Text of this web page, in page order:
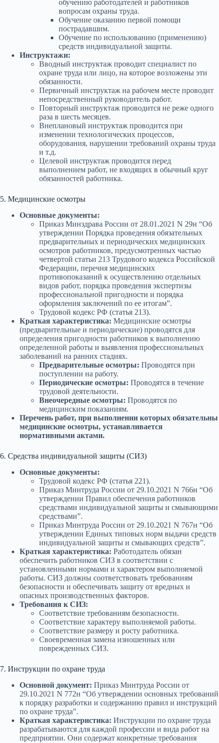
обучению работодателей и работников
вопросам охраны труда.
Обучение оказанию первой помощи
пострадавшим.
Обучение по использованию (применению)
средств индивидуальной защиты.
Инструктажи:
Вводный инструктаж проводит специалист по
охране труда или лицо, на которое возложены эти
обязанности.
Первичный инструктаж на рабочем месте проводит
непосредственный руководитель работ.
Повторный инструктаж проводится не реже одного
раза в шесть месяцев.
Внеплановый инструктаж проводится при
изменении технологических процессов,
оборудования, нарушении требований охраны труда
и т.д.
Целевой инструктаж проводится перед
выполнением работ, не входящих в обычный круг
обязанностей работника.
5. Медицинские осмотры
Основные документы:
Приказ Минздрава России от 28.01.2021 N 29н “Об
утверждении Порядка проведения обязательных
предварительных и периодических медицинских
осмотров работников, предусмотренных частью
четвертой статьи 213 Трудового кодекса Российской
Федерации, перечня медицинских
противопоказаний к осуществлению отдельных
видов работ, порядка проведения экспертизы
профессиональной пригодности и порядка
оформления заключений по ее итогам”.
Трудовой кодекс РФ (статья 213).
Краткая характеристика: Медицинские осмотры
(предварительные и периодические) проводятся для
определения пригодности работников к выполнению
определенной работы и выявления профессиональных
заболеваний на ранних стадиях.
Предварительные осмотры: Проводятся при
поступлении на работу.
Периодические осмотры: Проводятся в течение
трудовой деятельности.
Внеочередные осмотры: Проводятся по
медицинским показаниям.
Перечень работ, при выполнении которых обязательны
медицинские осмотры, устанавливается
нормативными актами.
6. Средства индивидуальной защиты (СИЗ)
Основные документы:
Трудовой кодекс РФ (статья 221).
Приказ Минтруда России от 29.10.2021 N 766н “Об
утверждении Правил обеспечения работников
средствами индивидуальной защиты и смывающими
средствами”.
Приказ Минтруда России от 29.10.2021 N 767н “Об
утверждении Единых типовых норм выдачи средств
индивидуальной защиты и смывающих средств”.
Краткая характеристика: Работодатель обязан
обеспечить работников СИЗ в соответствии с
установленными нормами и характером выполняемой
работы. СИЗ должны соответствовать требованиям
безопасности и обеспечивать защиту от вредных и
опасных производственных факторов.
Требования к СИЗ:
Соответствие требованиям безопасности.
Соответствие характеру выполняемой работы.
Соответствие размеру и росту работника.
Своевременная замена изношенных или
поврежденных СИЗ.
7. Инструкции по охране труда
Основной документ: Приказ Минтруда России от
29.10.2021 N 772н “Об утверждении основных требований
к порядку разработки и содержанию правил и инструкций
по охране труда”.
Краткая характеристика: Инструкции по охране труда
разрабатываются для каждой профессии и вида работ на
предприятии. Они содержат конкретные требования